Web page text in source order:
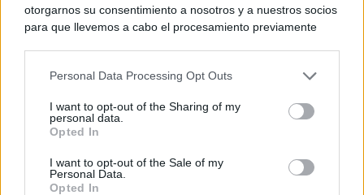
otorgarnos su consentimiento a nosotros y a nuestros socios
para que llevemos a cabo el procesamiento previamente
negar su consentimiento. Tenga en cuenta que algún
de su consentimiento, pero usted tiene el derecho de
rechazar tal procesamiento. Sus preferencias se aplicarán
cualquier momento entrando de nuevo en este sitio web o
visitando nuestra política de privacidad.
Personal Data Processing Opt Outs
I want to opt-out of the Sharing of my
personal data.
Opted In
I want to opt-out of the Sale of my
Personal Data.
Opted In